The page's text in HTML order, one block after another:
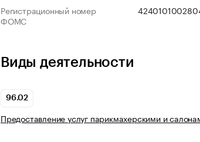
Регистрационный номер
ФОМС
Виды деятельности
96.02
Предоставление услуг парикмахерскими и